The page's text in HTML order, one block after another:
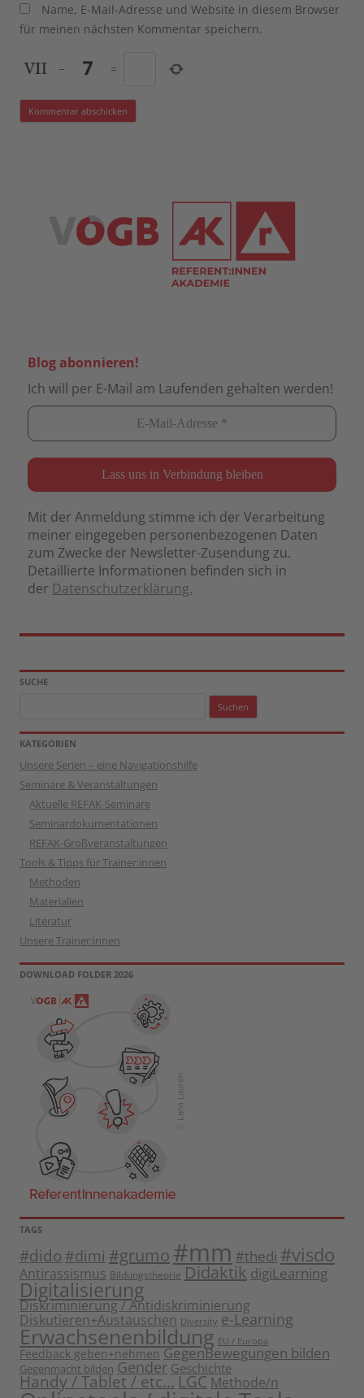
Name, E-Mail-Adresse und Website in diesem Browser
für meinen nächsten Kommentar speichern.
− =
Blog abonnieren!
Ich will per E-Mail am Laufenden gehalten werden!
Mit der Anmeldung stimme ich der Verarbeitung
meiner eingegeben personenbezogenen Daten
zum Zwecke der Newsletter-Zusendung zu.
Detaillierte Informationen befinden sich in
der Datenschutzerklärung.
SUCHE
KATEGORIEN
Unsere Serien – eine Navigationshilfe
Seminare & Veranstaltungen
Aktuelle REFAK-Seminare
Seminardokumentationen
REFAK-Großveranstaltungen
Tools & Tipps für Trainer:innen
Methoden
Materialien
Literatur
Unsere Trainer:innen
DOWNLOAD FOLDER 2026
TAGS
#dido #dimi #grumo #mm #thedi #visdo
Antirassismus Bildungstheorie Didaktik digiLearning
Digitalisierung
Diskriminierung / Antidiskriminierung
Diskutieren+Austauschen Diversity e-Learning
Erwachsenenbildung EU / Europa
Feedback geben+nehmen GegenBewegungen bilden
Gegenmacht bilden Gender Geschichte
Handy / Tablet / etc...LGC Methode/n